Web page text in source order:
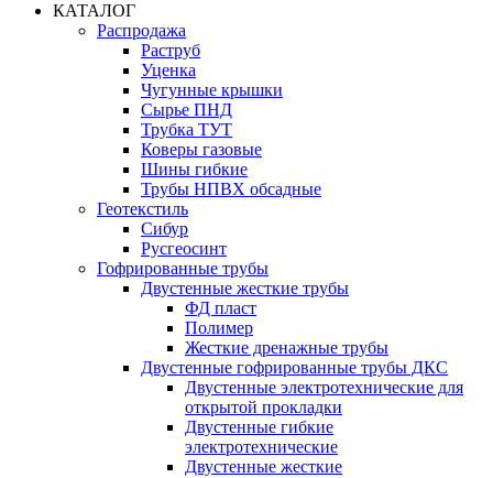
КАТАЛОГ
Распродажа
Раструб
Уценка
Чугунные крышки
Сырье ПНД
Трубка ТУТ
Коверы газовые
Шины гибкие
Трубы НПВХ обсадные
Геотекстиль
Сибур
Русгеосинт
Гофрированные трубы
Двустенные жесткие трубы
ФД пласт
Полимер
Жесткие дренажные трубы
Двустенные гофрированные трубы ДКС
Двустенные электротехнические для
открытой прокладки
Двустенные гибкие
электротехнические
Двустенные жесткие